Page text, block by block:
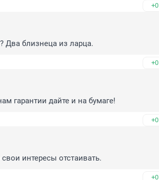
+0
Два близнеца из ларца.
+0
гарантии дайте и на бумаге!
+0
интересы отстаивать.
+0